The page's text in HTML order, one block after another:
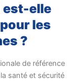
est-elle
les
?
de référence
santé et sécurité